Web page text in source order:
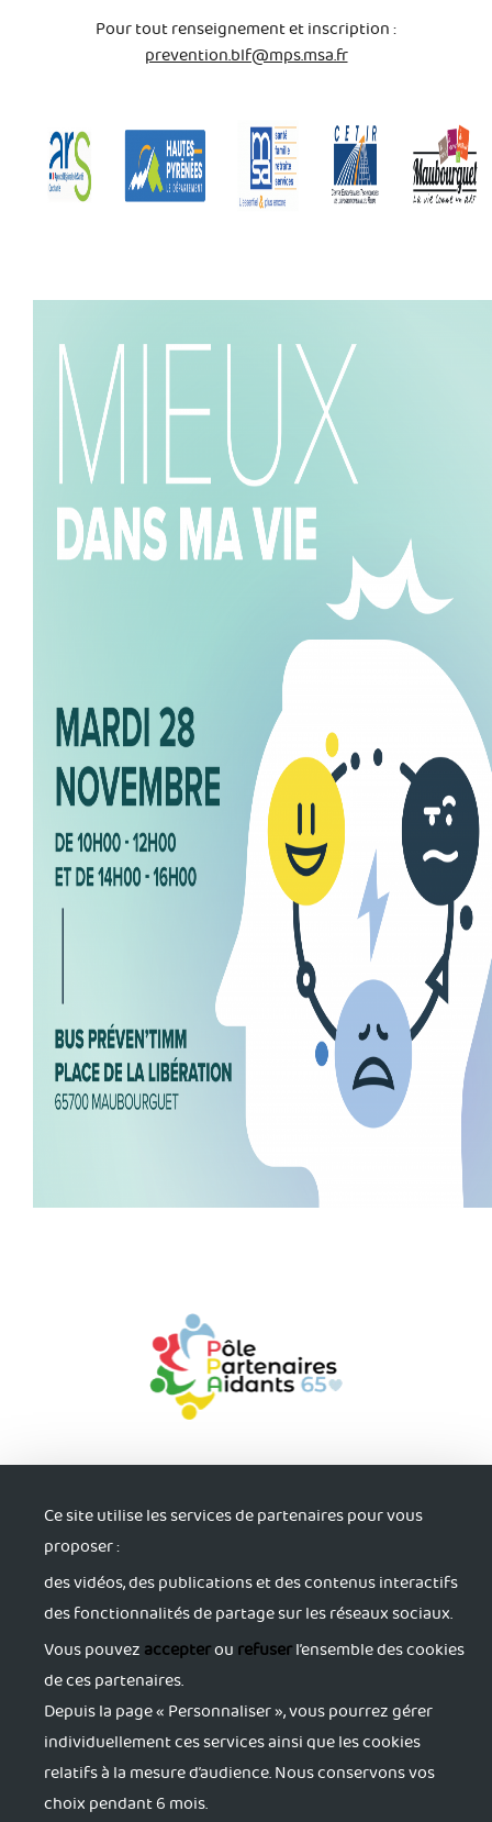
Pour tout renseignement et inscription :
prevention.blf@mps.msa.fr
S'informer
Trouver du soutien
S'accorder du répit
S'activer pour sa santé
Ce site utilise les services de partenaires pour vous
proposer :
des vidéos, des publications et des contenus interactifs
des fonctionnalités de partage sur les réseaux sociaux.
Vous pouvezaccepterourefuserl’ensemble des cookies
de ces partenaires.
Depuis la page « Personnaliser », vous pourrez gérer
individuellement ces services ainsi que les cookies
relatifs à la mesure d’audience. Nous conservons vos
choix pendant 6 mois.